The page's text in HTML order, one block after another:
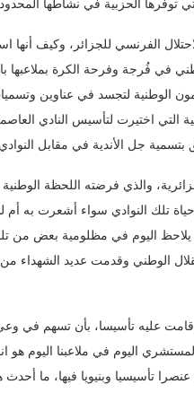
الفرنسي للجزائر، وكيف أنها
في فُرجة وفرحة الكرة بملاعبها
لتجسد في عناوين
اختيرت لتأسيس النادي
والذي فرضته اللحظة
حياة تلك النوادي سواء أشعرت به
اليوم في مظلومية بعض من
الوطني وقدمت عديد الشهداء من
عليه تأسيسا، بأن تسهم في
اليوم في ملاعبنا اليوم هو
تأسيسيا وبنيويا فيها، ما